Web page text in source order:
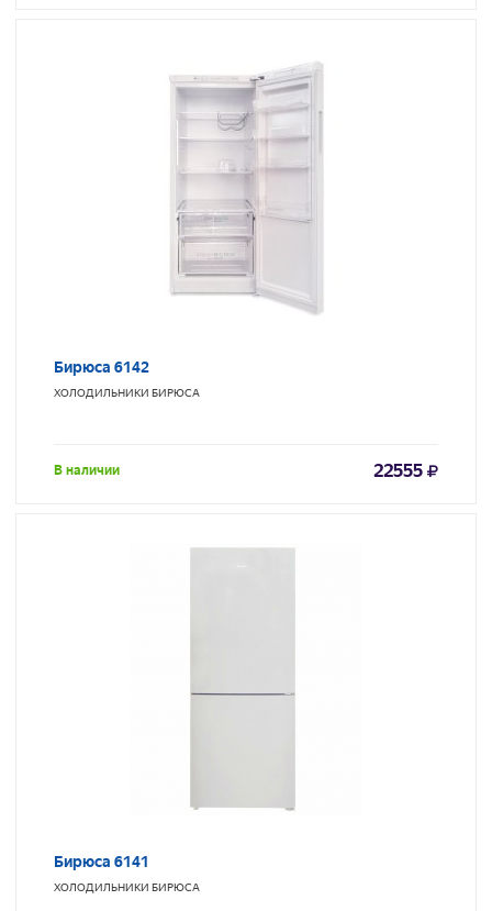
Бирюса 6142
ХОЛОДИЛЬНИКИ БИРЮСА
В наличии 22555
Бирюса 6141
ХОЛОДИЛЬНИКИ БИРЮСА